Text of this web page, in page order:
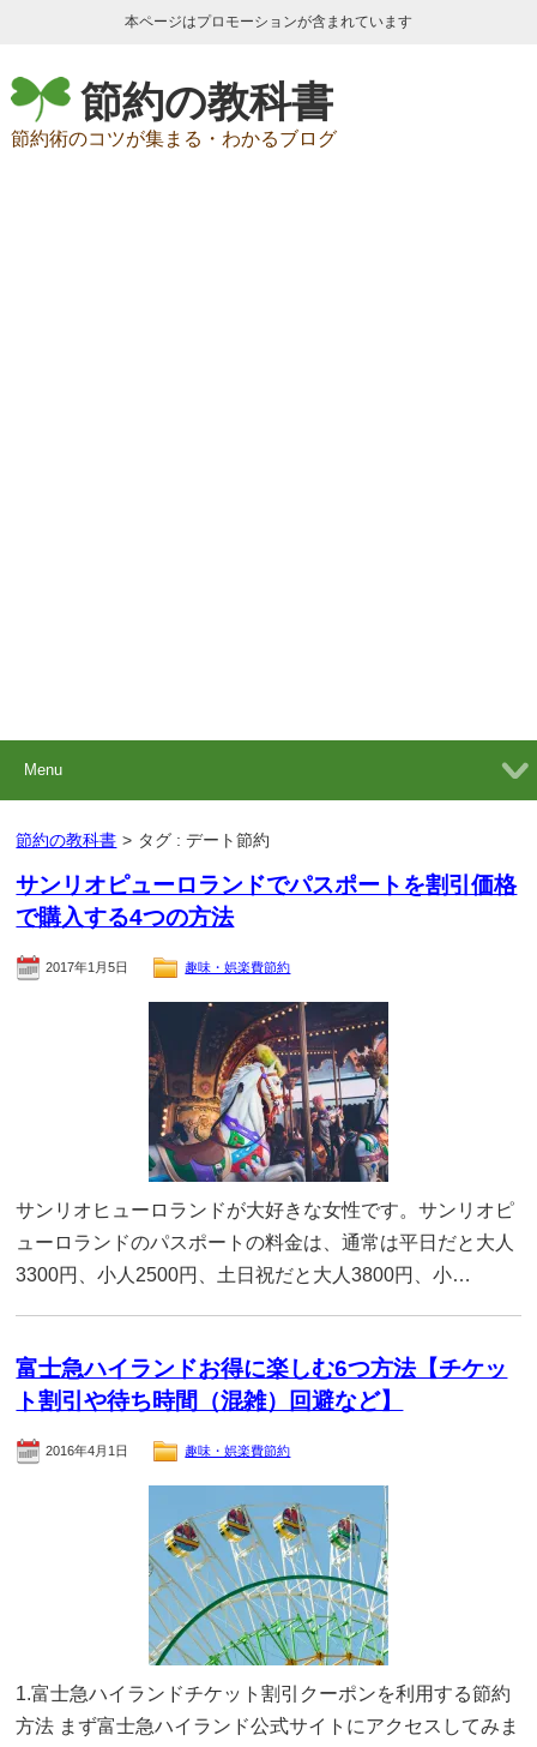
本ページはプロモーションが含まれています
節約の教科書
節約術のコツが集まる・わかるブログ
Menu
節約の教科書 > タグ : デート節約
サンリオピューロランドでパスポートを割引価格
で購入する4つの方法
2017年1月5日 趣味・娯楽費節約
サンリオヒューロランドが大好きな女性です。サンリオピ
ューロランドのパスポートの料金は、通常は平日だと大人
3300円、小人2500円、土日祝だと大人3800円、小…
富士急ハイランドお得に楽しむ6つ方法【チケッ
ト割引や待ち時間（混雑）回避など】
2016年4月1日 趣味・娯楽費節約
1.富士急ハイランドチケット割引クーポンを利用する節約
方法 まず富士急ハイランド公式サイトにアクセスしてみま